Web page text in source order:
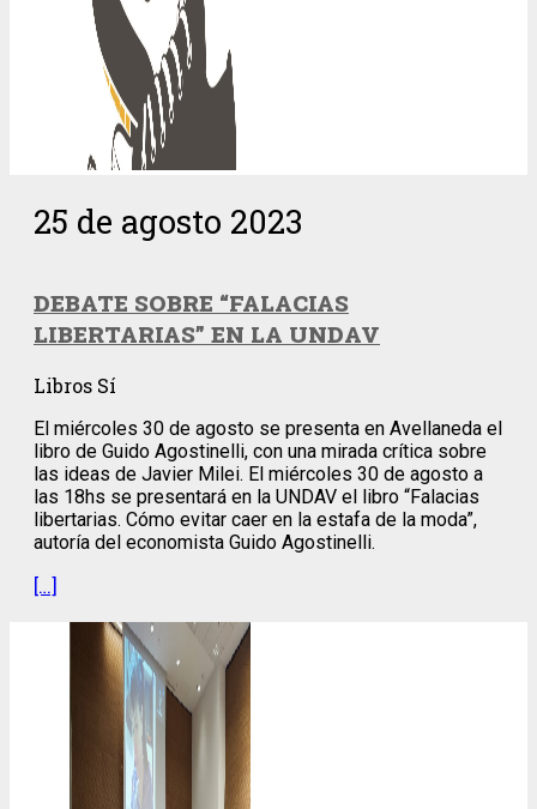
25 de agosto 2023
DEBATE SOBRE “FALACIAS
LIBERTARIAS” EN LA UNDAV
Libros Sí
El miércoles 30 de agosto se presenta en Avellaneda el
libro de Guido Agostinelli, con una mirada crítica sobre
las ideas de Javier Milei. El miércoles 30 de agosto a
las 18hs se presentará en la UNDAV el libro “Falacias
libertarias. Cómo evitar caer en la estafa de la moda”,
autoría del economista Guido Agostinelli.
[…]